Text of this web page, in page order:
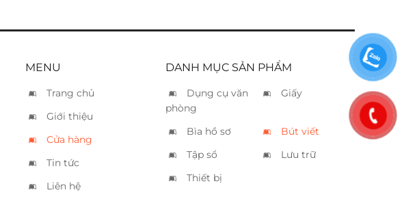
MENU
Trang chủ
Giới thiệu
Cửa hàng
Tin tức
Liên hệ
DANH MỤC SẢN PHẨM
Dụng cụ văn
phòng
Giấy
Bìa hồ sơ
Bút viết
Tập sổ
Lưu trữ
Thiết bị